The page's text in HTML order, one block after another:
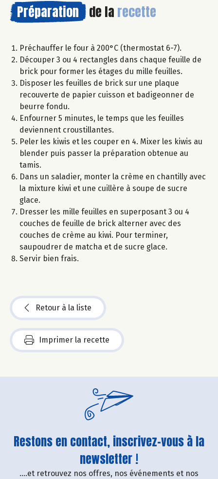
Préparation de la recette
Préchauffer le four à 200°C (thermostat 6-7).
Découper 3 ou 4 rectangles dans chaque feuille de
brick pour former les étages du mille feuilles.
Disposer les feuilles de brick sur une plaque
recouverte de papier cuisson et badigeonner de
beurre fondu.
Enfourner 5 minutes, le temps que les feuilles
deviennent croustillantes.
Peler les kiwis et les couper en 4. Mixer les kiwis au
blender puis passer la préparation obtenue au
tamis.
Dans un saladier, monter la crème en chantilly avec
la mixture kiwi et une cuillère à soupe de sucre
glace.
Dresser les mille feuilles en superposant 3 ou 4
couches de feuille de brick alterner avec des
couches de crème au kiwi. Pour terminer,
saupoudrer de matcha et de sucre glace.
Servir bien frais.
Retour à la liste
Imprimer la recette
Restons en contact, inscrivez-vous à la
newsletter !
....et retrouvez nos offres, nos événements et nos